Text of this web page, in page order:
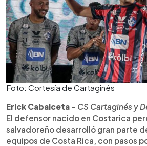
Foto: Cortesía de Cartaginés
Erick Cabalceta – CS Cartaginés y
El defensor nacido en Costarica
salvadoreño desarrolló gran parte
equipos de Costa Rica, con pasos